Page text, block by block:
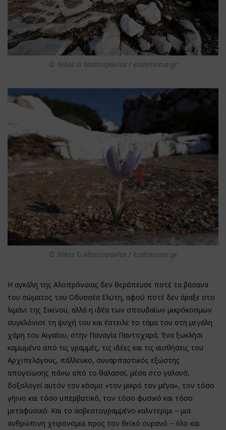
© Nikos G Mastropavlos / eudemonia.gr
© Nikos G Mastropavlos / eudemonia.gr
Η αγκάλη της Αλοπρόνοιας δεν θεράπευσε ποτέ τα βάσανα
του σώματος του Οδυσσέα Ελύτη, αφού ποτέ δεν άραξε στο
λιμάνι της Σικίνου, αλλά η ιδέα των σπουδαίων μικρόκοσμων
συγκλόνισε τη ψυχή του και έστειλε το τάμα του στη μεγάλη
χάρη του Αιγαίου, στην Παναγία Παντοχαρά. Ένα ξωκλήσι
καμωμένο από τις γραμμές, τις ιδέες και τις αισθήσεις του
Αρχιπελάγους, πάλλευκο, συναρπαστικός εξώστης
απογείωσης πάνω από το θαλασσί, μέσα στο γαλανό,
δοξολογεί αυτόν τον κόσμο «τον μικρό τον μέγα», τον τόσο
γήινο και τόσο υπερβατικό, τον τόσο φυσικό και τόσο
μεταφυσικό. Και το ασβεστογραμμένο καλντερίμι – μια
ανθρώπινη χειρονομία προς τον θεϊκό ουρανό – όλο και